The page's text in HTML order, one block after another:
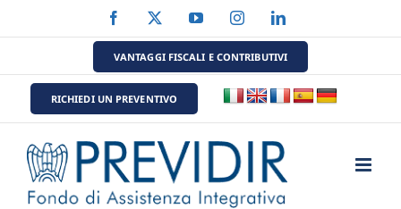
al
Facebook YouTubeInstagramLinkedIn
VANTAGGI FISCALI E CONTRIBUTIVI
RICHIEDI UN PREVENTIVO